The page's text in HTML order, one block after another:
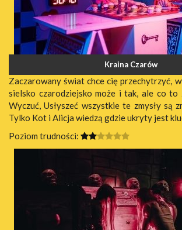
Kraina Czarów
Zaczarowany świat chce cię przechytrzyć,
sielsko czarodziejsko może i tak, ale co to
Wyczuć, Usłyszeć wszystkie te zmysły są
Tylko Kot i Alicja wiedzą gdzie ukryty jest
Poziom trudności: